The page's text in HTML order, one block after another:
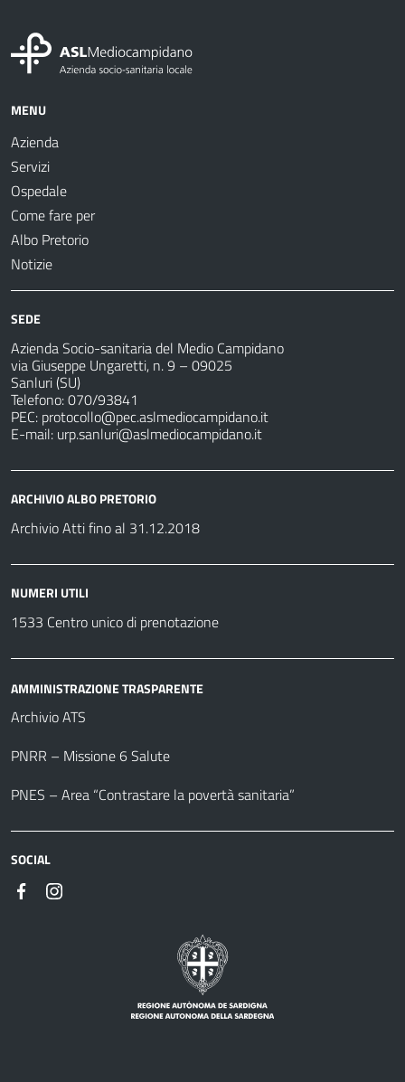
MENU
Azienda
Servizi
Ospedale
Come fare per
Albo Pretorio
Notizie
SEDE
Azienda Socio-sanitaria del Medio Campidano
via Giuseppe Ungaretti, n. 9 – 09025
Sanluri (SU)
Telefono: 070/93841
PEC: protocollo@pec.aslmediocampidano.it
E-mail: urp.sanluri@aslmediocampidano.it
ARCHIVIO ALBO PRETORIO
Archivio Atti fino al 31.12.2018
NUMERI UTILI
1533 Centro unico di prenotazione
AMMINISTRAZIONE TRASPARENTE
Archivio ATS
PNRR – Missione 6 Salute
PNES – Area “Contrastare la povertà sanitaria”
SOCIAL